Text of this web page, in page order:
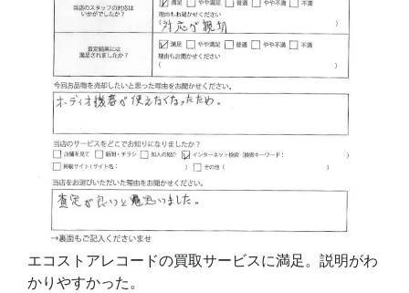
エコストアレコードの買取サービスに満足。説明がわ
かりやすかった。